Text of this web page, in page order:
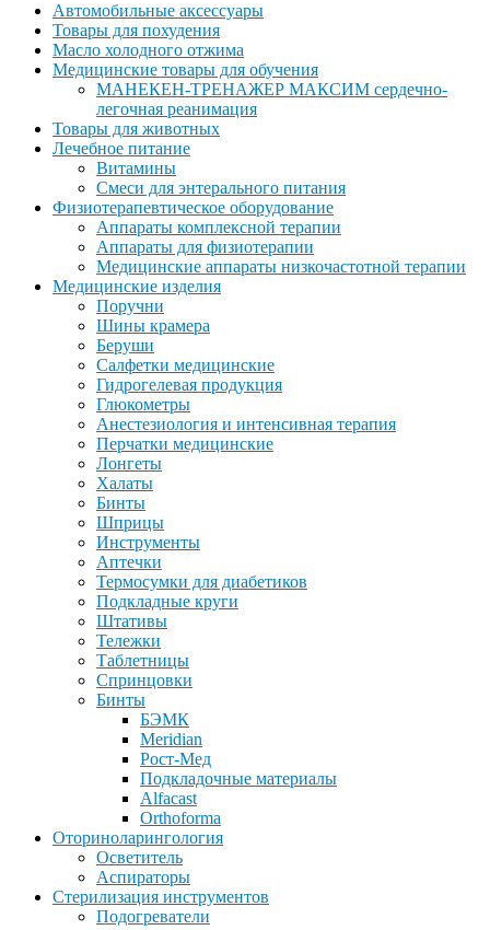
Автомобильные аксессуары
Товары для похудения
Масло холодного отжима
Медицинские товары для обучения
МАНЕКЕН-ТРЕНАЖЕР МАКСИМ сердечно-
легочная реанимация
Товары для животных
Лечебное питание
Витамины
Смеси для энтерального питания
Физиотерапевтическое оборудование
Аппараты комплексной терапии
Аппараты для физиотерапии
Медицинские аппараты низкочастотной терапии
Медицинские изделия
Поручни
Шины крамера
Беруши
Салфетки медицинские
Гидрогелевая продукция
Глюкометры
Анестезиология и интенсивная терапия
Перчатки медицинские
Лонгеты
Халаты
Бинты
Шприцы
Инструменты
Аптечки
Термосумки для диабетиков
Подкладные круги
Штативы
Тележки
Таблетницы
Спринцовки
Бинты
БЭМК
Meridian
Рост-Мед
Подкладочные материалы
Alfacast
Orthoforma
Оториноларингология
Осветитель
Аспираторы
Стерилизация инструментов
Подогреватели